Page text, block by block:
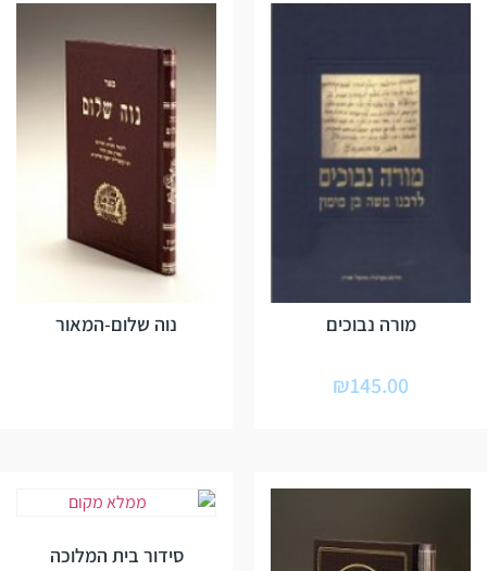
מורה נבוכים
₪145.00
נוה שלום-המאור
סידור בית המלוכה